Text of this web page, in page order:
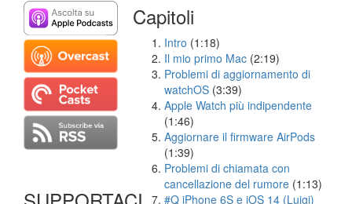
Capitoli
Intro (1:18)
Il mio primo Mac (2:19)
Problemi di aggiornamento di
watchOS (3:39)
Apple Watch più indipendente
(1:46)
Aggiornare il firmware AirPods
(1:39)
Problemi di chiamata con
cancellazione del rumore (1:13)
#Q iPhone 6S e iOS 14 (Luigi)